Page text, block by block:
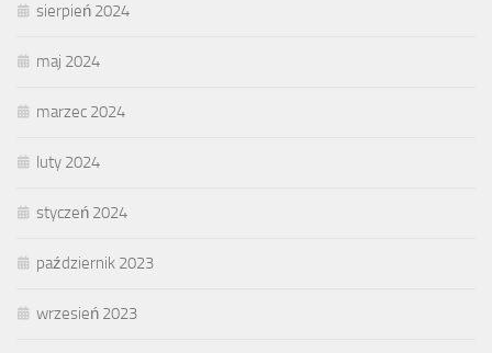
sierpień 2024
maj 2024
marzec 2024
luty 2024
styczeń 2024
październik 2023
wrzesień 2023